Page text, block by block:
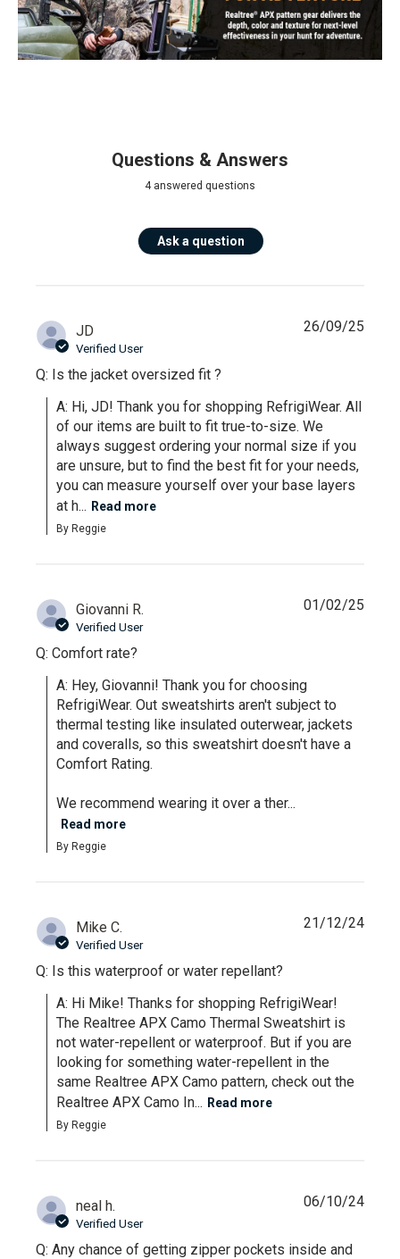
Questions & Answers
4 answered questions
Ask a question
JD
Verified User
Q: Is the jacket oversized fit ?
A: Hi, JD! Thank you for shopping RefrigiWear. All
of our items are built to fit true-to-size. We
always suggest ordering your normal size if you
are unsure, but to find the best fit for your needs,
you can measure yourself over your base layers
at h... Read more
By Reggie
26/09/25
Giovanni R.
Verified User
Q: Comfort rate?
A: Hey, Giovanni! Thank you for choosing
RefrigiWear. Out sweatshirts aren't subject to
thermal testing like insulated outerwear, jackets
and coveralls, so this sweatshirt doesn't have a
Comfort Rating.
We recommend wearing it over a ther...
Read more
By Reggie
01/02/25
Mike C.
Verified User
Q: Is this waterproof or water repellant?
A: Hi Mike! Thanks for shopping RefrigiWear!
The Realtree APX Camo Thermal Sweatshirt is
not water-repellent or waterproof. But if you are
looking for something water-repellent in the
same Realtree APX Camo pattern, check out the
Realtree APX Camo In... Read more
By Reggie
21/12/24
neal h.
Verified User
Q: Any chance of getting zipper pockets inside and
06/10/24